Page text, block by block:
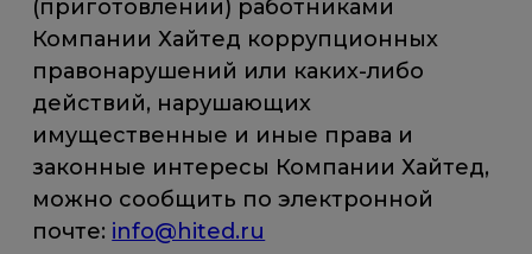
(приготовлении) работниками
Компании Хайтед коррупционных
правонарушений или каких-либо
действий, нарушающих
имущественные и иные права и
законные интересы Компании Хайтед,
можно сообщить по электронной
почте: info@hited.ru